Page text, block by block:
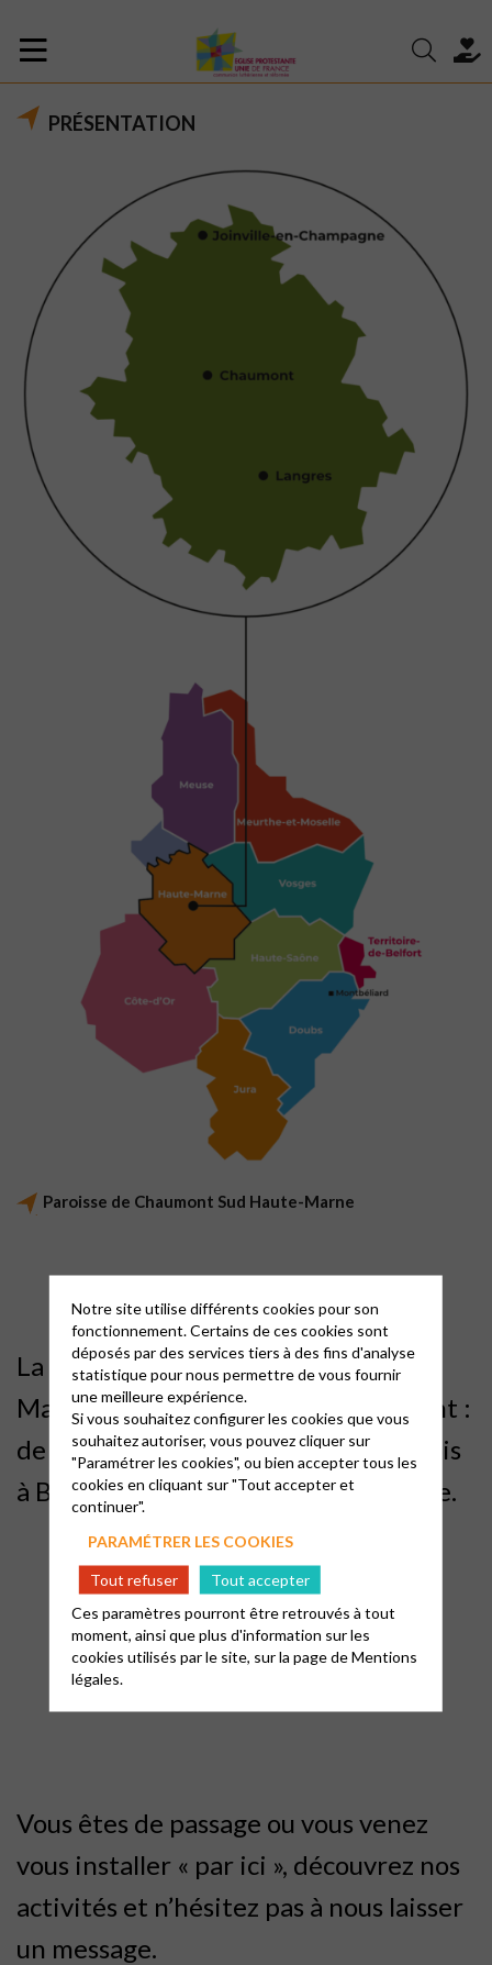
PRÉSENTATION
Paroisse de Chaumont Sud Haute-Marne
La paroisse de Chaumont en Haute-
Marne dessert le sud du département :
de Joinville à Langres, d’Arc en Barrois
à Bourbonne, c’est un vaste territoire.
Vous êtes de passage ou vous venez
vous installer « par ici », découvrez nos
activités et n’hésitez pas à nous laisser
un message.
Notre site utilise différents cookies pour son
fonctionnement. Certains de ces cookies sont
déposés par des services tiers à des fins d'analyse
statistique pour nous permettre de vous fournir
une meilleure expérience.
Si vous souhaitez configurer les cookies que vous
souhaitez autoriser, vous pouvez cliquer sur
"Paramétrer les cookies", ou bien accepter tous les
cookies en cliquant sur "Tout accepter et
continuer".
PARAMÉTRER LES COOKIES
Tout refuser
Tout accepter
Ces paramètres pourront être retrouvés à tout
moment, ainsi que plus d'information sur les
cookies utilisés par le site, sur la page deMentions
légales.